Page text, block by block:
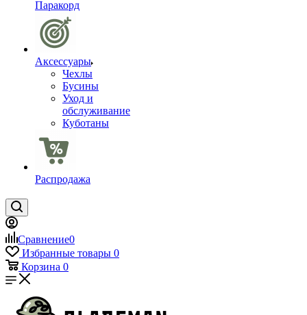
Паракорд
Аксессуары
Чехлы
Бусины
Уход и
обслуживание
Куботаны
Распродажа
Сравнение0
Избранные товары 0
Корзина 0